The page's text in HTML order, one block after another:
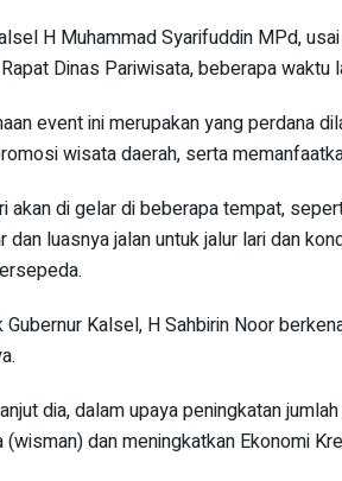
H Muhammad Syarifuddin MPd,
Dinas Pariwisata, beberapa waktu
event ini merupakan yang perdana
wisata daerah, serta
akan di gelar di beberapa tempat,
dan luasnya jalan untuk jalur lari dan
Gubernur Kalsel, H Sahbirin Noor
dia, dalam upaya peningkatan
(wisman) dan meningkatkan Ekonomi